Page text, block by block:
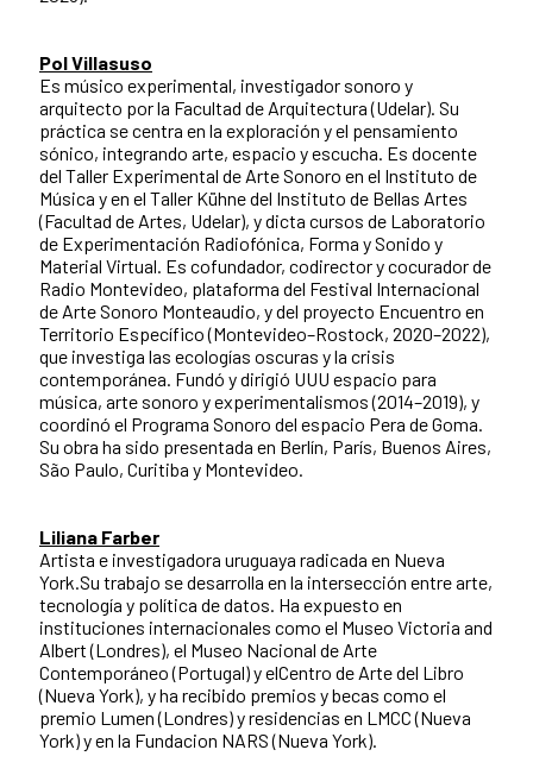
Pol Villasuso
Es músico experimental, investigador sonoro y
arquitecto por la Facultad de Arquitectura (Udelar). Su
práctica se centra en la exploración y el pensamiento
sónico, integrando arte, espacio y escucha. Es docente
del Taller Experimental de Arte Sonoro en el Instituto de
Música y en el Taller Kühne del Instituto de Bellas Artes
(Facultad de Artes, Udelar), y dicta cursos de Laboratorio
de Experimentación Radiofónica, Forma y Sonido y
Material Virtual. Es cofundador, codirector y cocurador de
Radio Montevideo, plataforma del Festival Internacional
de Arte Sonoro Monteaudio, y del proyecto Encuentro en
Territorio Específico (Montevideo–Rostock, 2020–2022),
que investiga las ecologías oscuras y la crisis
contemporánea. Fundó y dirigió UUU espacio para
música, arte sonoro y experimentalismos (2014–2019), y
coordinó el Programa Sonoro del espacio Pera de Goma.
Su obra ha sido presentada en Berlín, París, Buenos Aires,
São Paulo, Curitiba y Montevideo.
Liliana Farber
Artista e investigadora uruguaya radicada en Nueva
York.Su trabajo se desarrolla en la intersección entre arte,
tecnología y política de datos. Ha expuesto en
instituciones internacionales como el Museo Victoria and
Albert (Londres), el Museo Nacional de Arte
Contemporáneo (Portugal) y elCentro de Arte del Libro
(Nueva York), y ha recibido premios y becas como el
premio Lumen (Londres) y residencias en LMCC (Nueva
York) y en la Fundacion NARS (Nueva York).